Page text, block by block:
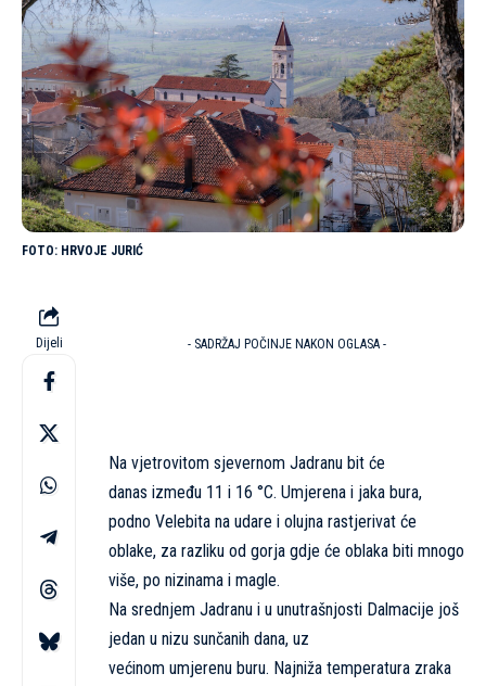
HRVOJE JURIĆ
Dijeli - SADRŽAJ POČINJE NAKON OGLASA -
Na vjetrovitom sjevernom Jadranu bit će
danas između 11 i 16 °C. Umjerena i jaka bura,
podno Velebita na udare i olujna rastjerivat će
oblake, za razliku od gorja gdje će oblaka biti mnogo
više, po nizinama i magle.
Na srednjem Jadranu i u unutrašnjosti Dalmacije još
jedan u nizu sunčanih dana, uz
većinom umjerenu buru. Najniža temperatura zraka